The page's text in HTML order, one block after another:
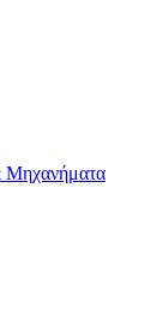
Μηχανήματα